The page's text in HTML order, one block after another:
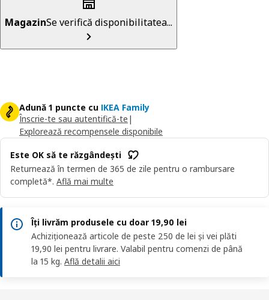
MagazinSe verifică disponibilitatea...
Adună 1 puncte cu IKEA Family
Înscrie-te sau autentifică-te |
Explorează recompensele disponibile
Este OK să te răzgândești
Returnează în termen de 365 de zile pentru o rambursare
completă*. Află mai multe
Îți livrăm produsele cu doar 19,90 lei
Achiziționează articole de peste 250 de lei și vei plăti
19,90 lei pentru livrare. Valabil pentru comenzi de până
la 15 kg. Află detalii aici